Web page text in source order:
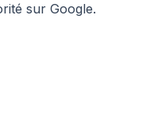
sur Google.